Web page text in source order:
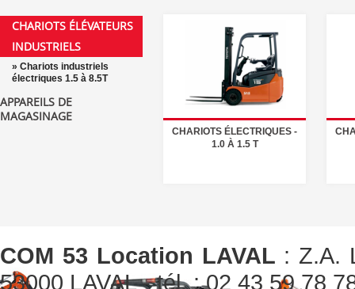
CHARIOTS ÉLÉVATEURS
INDUSTRIELS
» Chariots industriels
électriques 1.5 à 8.5T
APPAREILS DE
MAGASINAGE
CHARIOTS ÉLECTRIQUES -
1.0 À 1.5 T
COM 53 Location LAVAL : Z.A.
53000 LAVAL - tél. : 02 43 59 78